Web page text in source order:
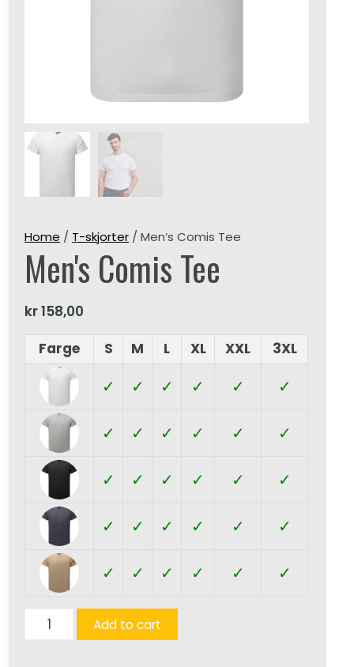
Home / T-skjorter / Men’s Comis Tee
Men's Comis Tee
kr158,00
Farge
S M L XL XXL 3XL
✓ ✓ ✓ ✓ ✓ ✓
✓ ✓ ✓ ✓ ✓ ✓
✓ ✓ ✓ ✓ ✓ ✓
✓ ✓ ✓ ✓ ✓ ✓
✓ ✓ ✓ ✓ ✓ ✓
Men's
Add to cart